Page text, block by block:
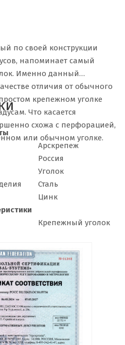
по своей конструкции
напоминает самый
Именно данный
отличия от обычного
крепежном уголке
Что касается
схожа с перфорацией,
или обычном уголке.
Арскрепеж
Россия
Уголок
Сталь
Цинк
Крепежный уголок